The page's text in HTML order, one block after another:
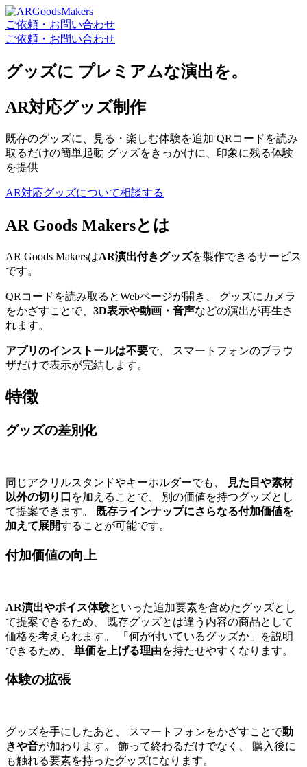
ご依頼 ・ お問い合わせ
ご依頼 ・ お問い合わせ
グッズに プレミアムな演出を。
AR対応グッズ制作
既存のグッズに、見る・楽しむ体験を追加 QRコードを読み
取るだけの簡単起動 グッズをきっかけに、印象に残る体験
を提供
AR対応グッズについて相談する
AR Goods Makersとは
AR Goods MakersはAR演出付きグッズを製作できるサービス
です。
QRコードを読み取るとWebページが開き、 グッズにカメラ
をかざすことで、 3D表示や動画・音声などの演出が再生さ
れます。
アプリのインストールは不要で、 スマートフォンのブラウ
ザだけで表示が完結します。
特徴
グッズの差別化
同じアクリルスタンドやキーホルダーでも、
見た目や素材
以外の切り口 を加えることで、 別の価値を持つグッズとし
て提案できます。
既存ラインナップにさらなる付加価値を
加えて展開することが可能です。
付加価値の向上
AR演出やボイス体験といった追加要素を含めたグッズとし
て提案できるため、 既存グッズとは違う内容の商品として
価格を考えられます。 「何が付いているグッズか」を説明
できるため、 単価を上げる理由を持たせやすくなります。
体験の拡張
グッズを手にしたあと、 スマートフォンをかざすことで動
きや音が加わります。 飾って終わるだけでなく、 購入後に
も触れる要素を持ったグッズになります。